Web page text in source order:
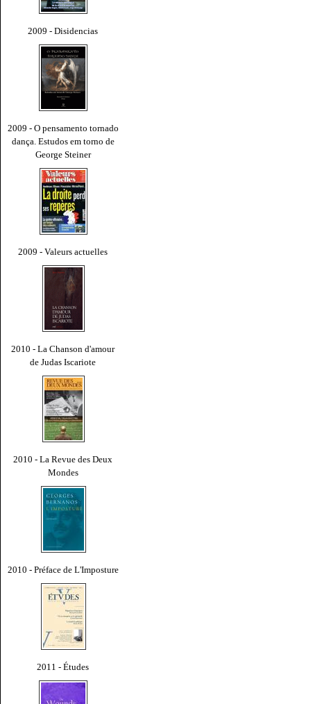
2009 - Disidencias
2009 - O pensamento tornado
dança. Estudos em torno de
George Steiner
2009 - Valeurs actuelles
2010 - La Chanson d'amour
de Judas Iscariote
2010 - La Revue des Deux
Mondes
2010 - Préface de L'Imposture
2011 - Études